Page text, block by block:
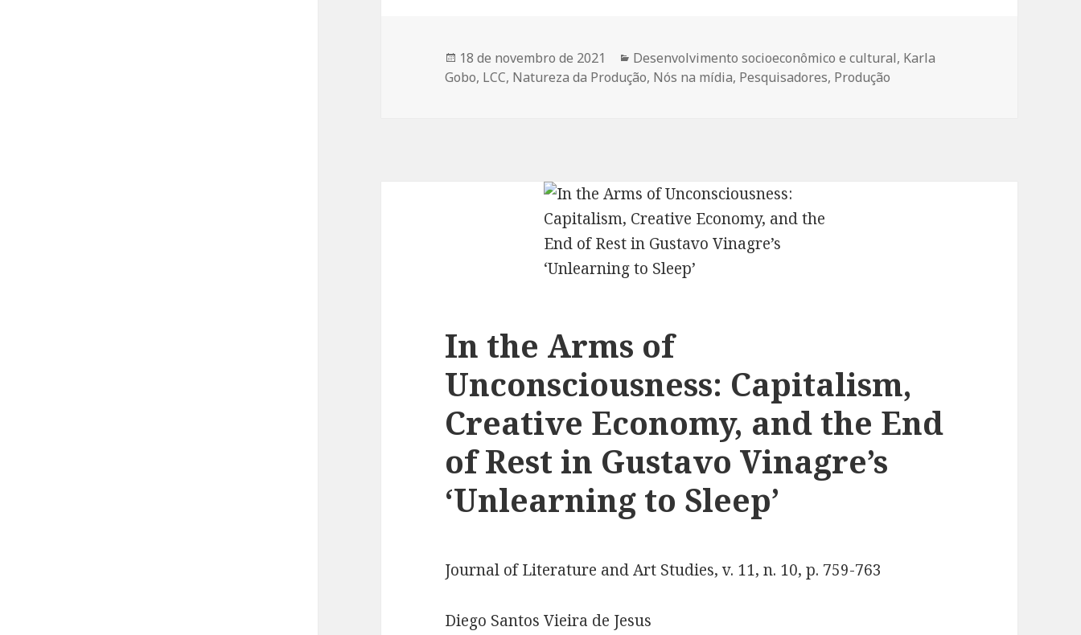
Publicado
em
18 de novembro de 2021 Categorias
Desenvolvimento socioeconômico e cultural, Karla
Gobo, LCC, Natureza da Produção, Nós na mídia, Pesquisadores, Produção
In the Arms of
Unconsciousness: Capitalism,
Creative Economy, and the End
of Rest in Gustavo Vinagre’s
‘Unlearning to Sleep’
Journal of Literature and Art Studies, v. 11, n. 10, p. 759-763
Diego Santos Vieira de Jesus